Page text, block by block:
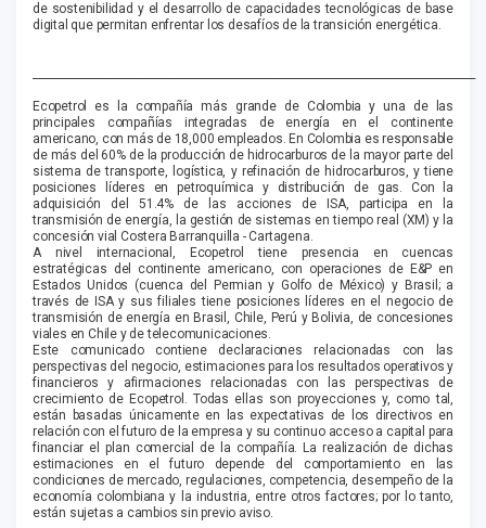
de sostenibilidad y el desarrollo de capacidades tecnológicas de base
digital que permitan enfrentar los desafíos de la transición energética.
Ecopetrol es la compañía más grande de Colombia y una de las
principales compañías integradas de energía en el continente
americano, con más de 18,000 empleados. En Colombia es responsable
de más del 60% de la producción de hidrocarburos de la mayor parte del
sistema de transporte, logística, y refinación de hidrocarburos, y tiene
posiciones líderes en petroquímica y distribución de gas. Con la
adquisición del 51.4% de las acciones de ISA, participa en la
transmisión de energía, la gestión de sistemas en tiempo real (XM) y la
concesión vial Costera Barranquilla - Cartagena.
A nivel internacional, Ecopetrol tiene presencia en cuencas
estratégicas del continente americano, con operaciones de E&P en
Estados Unidos (cuenca del Permian y Golfo de México) y Brasil; a
través de ISA y sus filiales tiene posiciones líderes en el negocio de
transmisión de energía en Brasil, Chile, Perú y Bolivia, de concesiones
viales en Chile y de telecomunicaciones.
Este comunicado contiene declaraciones relacionadas con las
perspectivas del negocio, estimaciones para los resultados operativos y
financieros y afirmaciones relacionadas con las perspectivas de
crecimiento de Ecopetrol. Todas ellas son proyecciones y, como tal,
están basadas únicamente en las expectativas de los directivos en
relación con el futuro de la empresa y su continuo acceso a capital para
financiar el plan comercial de la compañía. La realización de dichas
estimaciones en el futuro depende del comportamiento en las
condiciones de mercado, regulaciones, competencia, desempeño de la
economía colombiana y la industria, entre otros factores; por lo tanto,
están sujetas a cambios sin previo aviso.